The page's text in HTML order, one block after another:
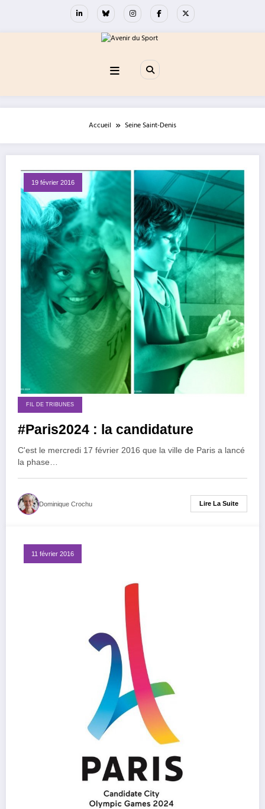
Accueil Seine Saint-Denis
19 février 2016
FIL DE TRIBUNES
#Paris2024 : la candidature
C'est le mercredi 17 février 2016 que la ville de Paris a lancé
la phase…
Dominique Crochu Lire La Suite
11 février 2016